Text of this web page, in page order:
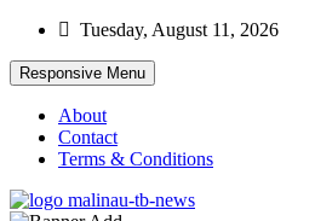
Skip
content
Tuesday, August 11, 2026
Responsive Menu
About
Contact
Terms & Conditions